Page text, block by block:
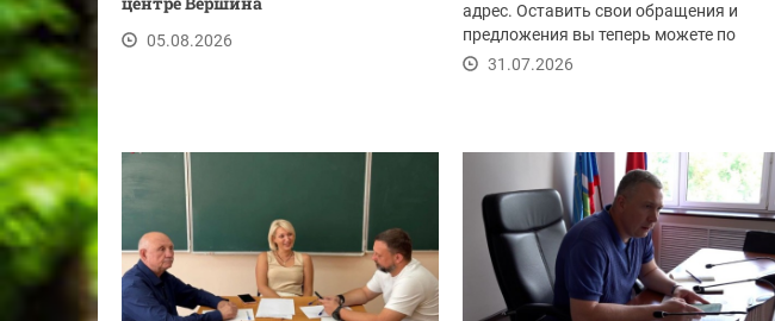
05.08.2026
адрес. Оставить свои обращения и
предложения вы теперь можете по
ссылке.
31.07.2026